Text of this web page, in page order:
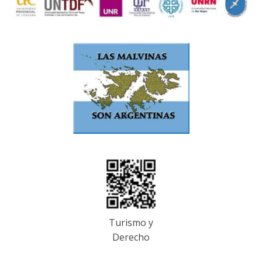
Turismo y
Derecho